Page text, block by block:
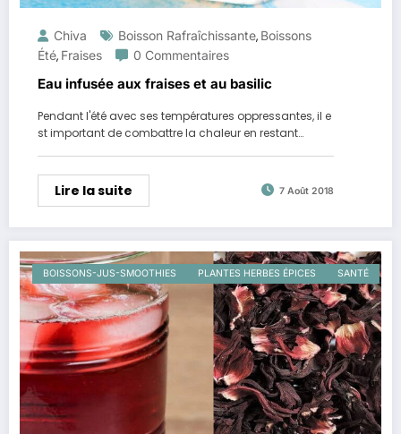
Chiva Boisson Rafraîchissante, Boissons
Été, Fraises 0 Commentaires
Eau infusée aux fraises et au basilic
Pendant l'été avec ses températures oppressantes, il e
st important de combattre la chaleur en restant…
Lire la suite 7 Août 2018
BOISSONS-JUS-SMOOTHIES PLANTES HERBES ÉPICES SANTÉ